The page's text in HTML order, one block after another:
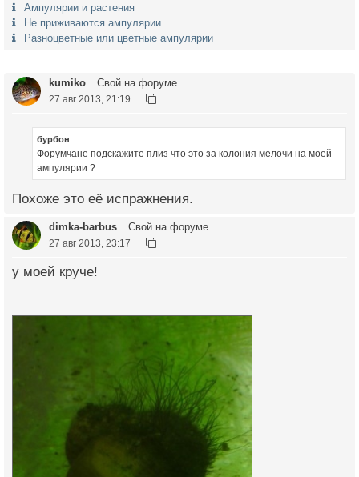
Ампулярии и растения
Не приживаются ампулярии
Разноцветные или цветные ампулярии
kumiko Свой на форуме
27 авг 2013, 21:19
бурбон
Форумчане подскажите плиз что это за колония мелочи на моей
ампулярии ?
Похоже это её испражнения.
dimka-barbus Свой на форуме
27 авг 2013, 23:17
у моей круче!